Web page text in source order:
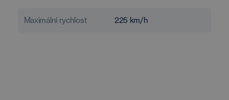
Maximální rychlost 225 km/h